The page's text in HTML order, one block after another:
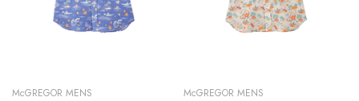
McGREGOR MENS McGREGOR MENS